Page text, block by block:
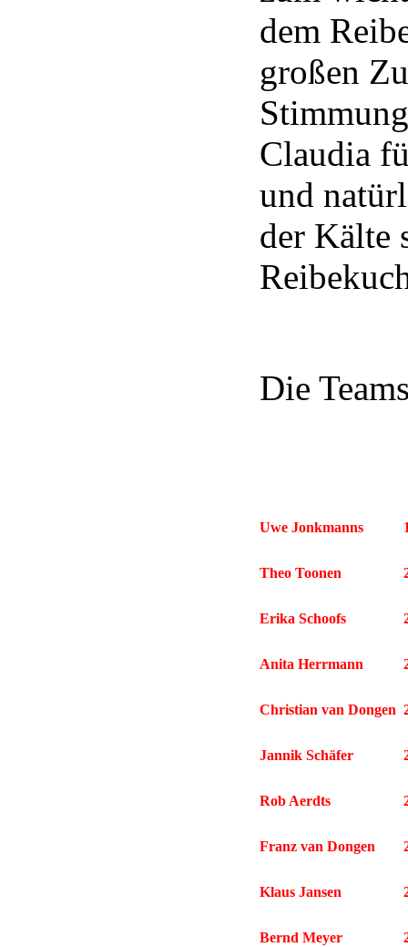
dem
großen
Claudia
und
der Kälte
Die
Uwe Jonkmanns
Theo Toonen
Erika Schoofs
Anita Herrmann
Christian van Dongen
Jannik Schäfer
Rob Aerdts
Franz van Dongen
Klaus Jansen
Bernd Meyer